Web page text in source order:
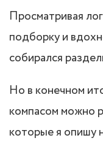
Просматривая
подборку и
собирался
Но в конечном
компасом можно
которые я опишу